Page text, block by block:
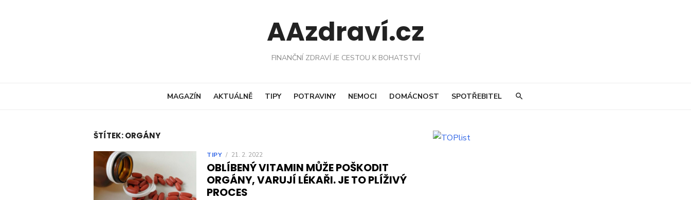
AAzdraví.cz
FINANČNÍ ZDRAVÍ JE CESTOU K BOHATSTVÍ
MAGAZÍN AKTUÁLNĚ TIPY POTRAVINY NEMOCI DOMÁCNOST SPOTŘEBITEL
ŠTÍTEK:ORGÁNY
TIPY / 21. 2. 2022
OBLÍBENÝ VITAMIN MŮŽE POŠKODIT
ORGÁNY, VARUJÍ LÉKAŘI. JE TO PLÍŽIVÝ
PROCES